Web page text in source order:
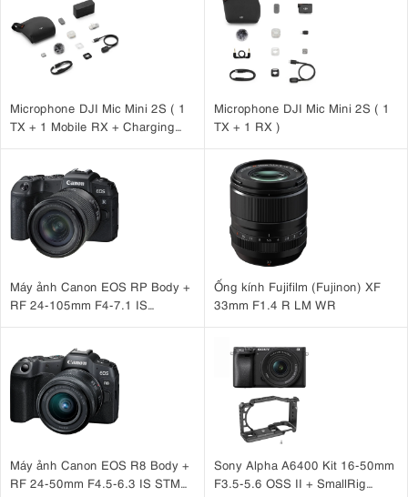
Microphone DJI Mic Mini 2S ( 1
TX + 1 Mobile RX + Charging
Microphone DJI Mic Mini 2S ( 1
TX + 1 RX )
Máy ảnh Canon EOS RP Body +
RF 24-105mm F4-7.1 IS
Ống kính Fujifilm (Fujinon) XF
33mm F1.4 R LM WR
Máy ảnh Canon EOS R8 Body +
RF 24-50mm F4.5-6.3 IS STM
Sony Alpha A6400 Kit 16-50mm
F3.5-5.6 OSS II + SmallRig